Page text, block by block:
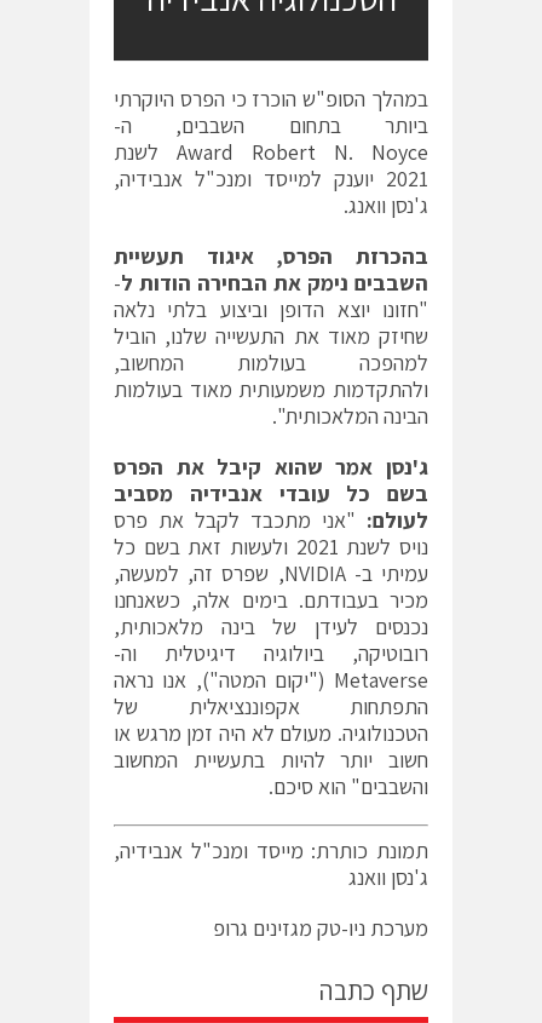
במהלך הסופ"ש הוכרז כי הפרס היוקרתי
ביותר בתחום השבבים, ה-
Award Robert N. Noyce לשנת
2021 יוענק למייסד ומנכ"ל אנבידיה,
ג'נסן וואנג.
בהכרזת הפרס, איגוד תעשיית
השבבים נימק את הבחירה הודות ל-
"חזונו יוצא הדופן וביצוע בלתי נלאה
שחיזק מאוד את התעשייה שלנו, הוביל
למהפכה בעולמות המחשוב,
ולהתקדמות משמעותית מאוד בעולמות
הבינה המלאכותית".
ג'נסן אמר שהוא קיבל את הפרס
בשם כל עובדי אנבידיה מסביב
לעולם: "אני מתכבד לקבל את פרס
נויס לשנת 2021 ולעשות זאת בשם כל
עמיתי ב- NVIDIA, שפרס זה, למעשה,
מכיר בעבודתם. בימים אלה, כשאנחנו
נכנסים לעידן של בינה מלאכותית,
רובוטיקה, ביולוגיה דיגיטלית וה-
Metaverse ("יקום המטה"), אנו נראה
התפתחות אקפוננציאלית של
הטכנולוגיה. מעולם לא היה זמן מרגש או
חשוב יותר להיות בתעשיית המחשוב
והשבבים" הוא סיכם.
תמונת כותרת: מייסד ומנכ"ל אנבידיה,
ג'נסן וואנג
מערכת ניו-טק מגזינים גרופ
שתף כתבה